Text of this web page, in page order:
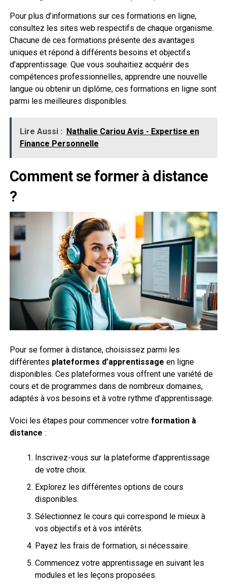
Pour plus d’informations sur ces formations en ligne,
consultez les sites web respectifs de chaque organisme.
Chacune de ces formations présente des avantages
uniques et répond à différents besoins et objectifs
d’apprentissage. Que vous souhaitiez acquérir des
compétences professionnelles, apprendre une nouvelle
langue ou obtenir un diplôme, ces formations en ligne sont
parmi les meilleures disponibles.
Lire Aussi : Nathalie Cariou Avis - Expertise en
Finance Personnelle
Comment se former à distance
?
Pour se former à distance, choisissez parmi les
différentes plateformes d’apprentissage en ligne
disponibles. Ces plateformes vous offrent une variété de
cours et de programmes dans de nombreux domaines,
adaptés à vos besoins et à votre rythme d’apprentissage.
Voici les étapes pour commencer votre formation à
distance :
Inscrivez-vous sur la plateforme d’apprentissage
de votre choix.
Explorez les différentes options de cours
disponibles.
Sélectionnez le cours qui correspond le mieux à
vos objectifs et à vos intérêts.
Payez les frais de formation, si nécessaire.
Commencez votre apprentissage en suivant les
modules et les leçons proposées.